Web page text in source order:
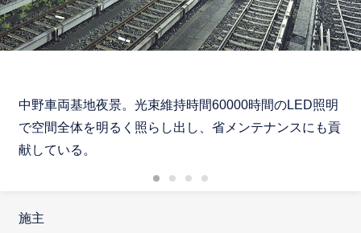
中野車両基地夜景。光束維持時間60000時間のLED照明
で空間全体を明るく照らし出し、省メンテナンスにも貢
献している。
施主